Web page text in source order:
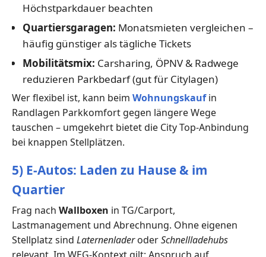
Höchstparkdauer beachten
Quartiersgaragen: Monatsmieten vergleichen –
häufig günstiger als tägliche Tickets
Mobilitätsmix: Carsharing, ÖPNV & Radwege
reduzieren Parkbedarf (gut für Citylagen)
Wer flexibel ist, kann beim Wohnungskaufin
Randlagen Parkkomfort gegen längere Wege
tauschen – umgekehrt bietet die City Top-Anbindung
bei knappen Stellplätzen.
5) E-Autos: Laden zu Hause & im
Quartier
Frag nach Wallboxen in TG/Carport,
Lastmanagement und Abrechnung. Ohne eigenen
Stellplatz sind LaternenladeroderSchnellladehubs
relevant. Im WEG-Kontext gilt: Anspruch auf